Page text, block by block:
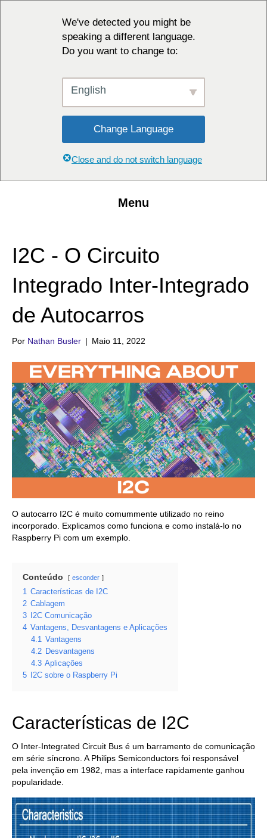
We've detected you might be
speaking a different language.
Do you want to change to:
English
Change Language
Close and do not switch language
Menu
I2C - O Circuito
Integrado Inter-Integrado
de Autocarros
Por Nathan Busler | Maio 11, 2022
O autocarro I2C é muito comummente utilizado no reino
incorporado. Explicamos como funciona e como instalá-lo no
Raspberry Pi com um exemplo.
Conteúdo esconder
1 Características de I2C
2 Cablagem
3
I2C Comunicação
4 Vantagens, Desvantagens e Aplicações
4.1 Vantagens
4.2 Desvantagens
4.3 Aplicações
5
I2C sobre o Raspberry Pi
Características de I2C
O Inter-Integrated Circuit Bus é um barramento de comunicação
em série síncrono. A Philips Semiconductors foi responsável
pela invenção em 1982, mas a interface rapidamente ganhou
popularidade.